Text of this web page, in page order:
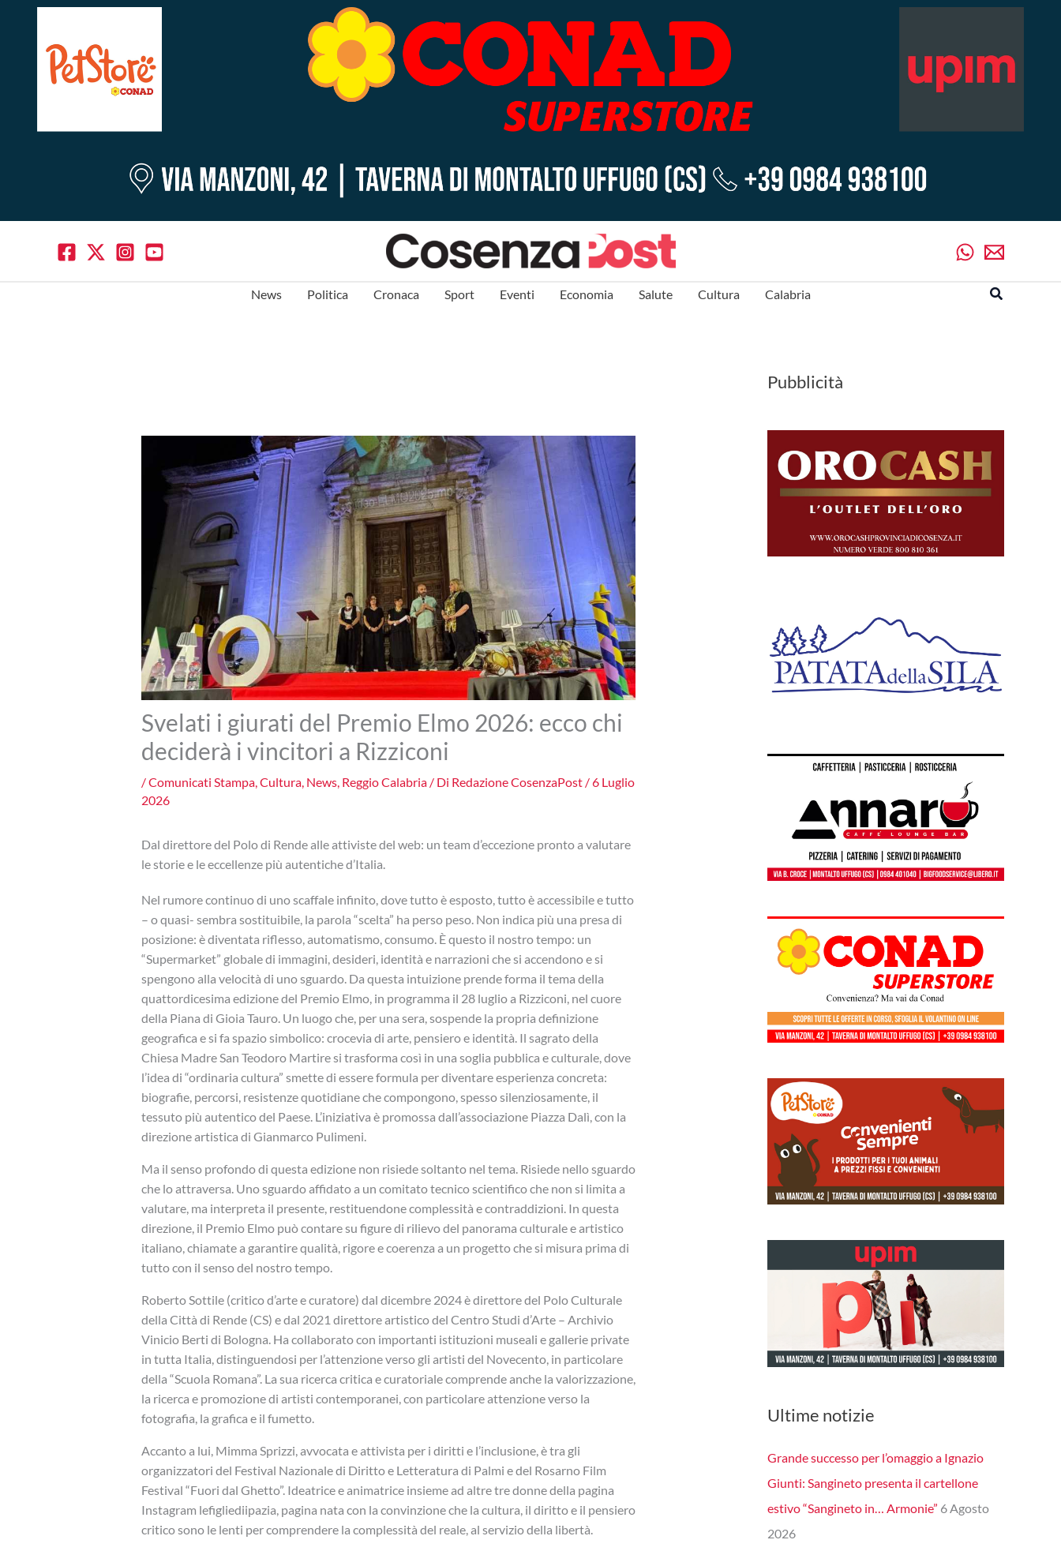
News Politica Cronaca Sport Eventi Economia Salute Cultura Calabria Cerca
Svelati i giurati del Premio Elmo 2026: ecco chi
deciderà i vincitori a Rizziconi
/Comunicati Stampa,Cultura, News, Reggio Calabria/ Di Redazione CosenzaPost /6 Luglio
2026
Dal direttore del Polo di Rende alle attiviste del web: un team d’eccezione pronto a valutare
le storie e le eccellenze più autentiche d’Italia.
Nel rumore continuo di uno scaffale infinito, dove tutto è esposto, tutto è accessibile e tutto
– o quasi- sembra sostituibile, la parola “scelta” ha perso peso. Non indica più una presa di
posizione: è diventata riflesso, automatismo, consumo. È questo il nostro tempo: un
“Supermarket” globale di immagini, desideri, identità e narrazioni che si accendono e si
spengono alla velocità di uno sguardo. Da questa intuizione prende forma il tema della
quattordicesima edizione del Premio Elmo, in programma il 28 luglio a Rizziconi, nel cuore
della Piana di Gioia Tauro. Un luogo che, per una sera, sospende la propria definizione
geografica e si fa spazio simbolico: crocevia di arte, pensiero e identità. Il sagrato della
Chiesa Madre San Teodoro Martire si trasforma così in una soglia pubblica e culturale, dove
l’idea di “ordinaria cultura” smette di essere formula per diventare esperienza concreta:
biografie, percorsi, resistenze quotidiane che compongono, spesso silenziosamente, il
tessuto più autentico del Paese. L’iniziativa è promossa dall’associazione Piazza Dalì, con la
direzione artistica di Gianmarco Pulimeni.
Ma il senso profondo di questa edizione non risiede soltanto nel tema. Risiede nello sguardo
che lo attraversa. Uno sguardo affidato a un comitato tecnico scientifico che non si limita a
valutare, ma interpreta il presente, restituendone complessità e contraddizioni. In questa
direzione, il Premio Elmo può contare su figure di rilievo del panorama culturale e artistico
italiano, chiamate a garantire qualità, rigore e coerenza a un progetto che si misura prima di
tutto con il senso del nostro tempo.
Roberto Sottile (critico d’arte e curatore) dal dicembre 2024 è direttore del Polo Culturale
della Città di Rende (CS) e dal 2021 direttore artistico del Centro Studi d’Arte – Archivio
Vinicio Berti di Bologna. Ha collaborato con importanti istituzioni museali e gallerie private
in tutta Italia, distinguendosi per l’attenzione verso gli artisti del Novecento, in particolare
della “Scuola Romana”. La sua ricerca critica e curatoriale comprende anche la valorizzazione,
la ricerca e promozione di artisti contemporanei, con particolare attenzione verso la
fotografia, la grafica e il fumetto.
Accanto a lui, Mimma Sprizzi, avvocata e attivista per i diritti e l’inclusione, è tra gli
organizzatori del Festival Nazionale di Diritto e Letteratura di Palmi e del Rosarno Film
Festival “Fuori dal Ghetto”. Ideatrice e animatrice insieme ad altre tre donne della pagina
Instagram lefigliediipazia, pagina nata con la convinzione che la cultura, il diritto e il pensiero
critico sono le lenti per comprendere la complessità del reale, al servizio della libertà.
Pubblicità
Ultime notizie
Grande successo per l’omaggio a Ignazio
Giunti: Sangineto presenta il cartellone
estivo “Sangineto in… Armonie” 6 Agosto
2026